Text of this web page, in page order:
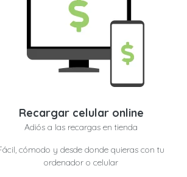
Recargar celular online
Adiós a las recargas en tienda
cómodo y desde donde quieras con tu
ordenador o celular